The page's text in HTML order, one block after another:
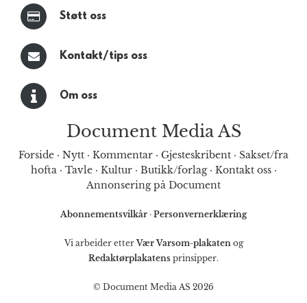
Støtt oss
Kontakt/tips oss
Om oss
Document Media AS
Forside · Nytt · Kommentar · Gjesteskribent · Sakset/fra
hofta· Tavle· Kultur· Butikk/forlag· Kontakt oss·
Annonsering på Document
Abonnementsvilkår · Personvernerklæring
Vi arbeider etterVær Varsom-plakatenog
Redaktørplakatens prinsipper.
© Document Media AS 2026